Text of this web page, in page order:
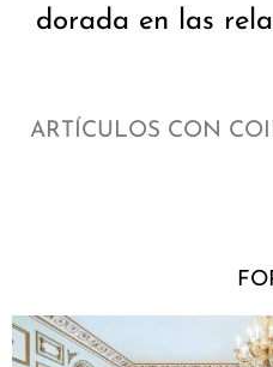
dorada en las
ARTÍCULOS CON